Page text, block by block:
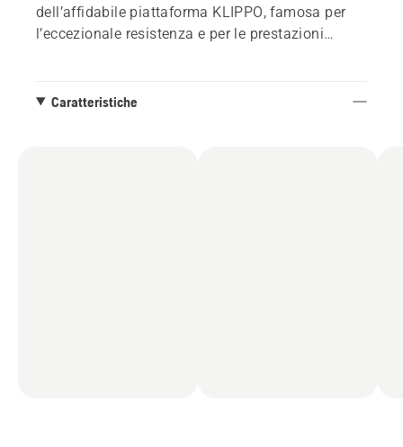
dell’affidabile piattaforma KLIPPO, famosa per
l’eccezionale resistenza e per le prestazioni
in alluminio pressofuso e un efficiente sistema di
Caratteristiche